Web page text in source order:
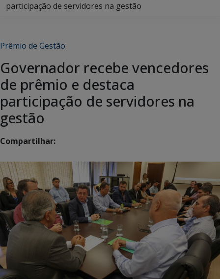
participação de servidores na gestão
Prêmio de Gestão
Governador recebe vencedores
de prêmio e destaca
participação de servidores na
gestão
Compartilhar: